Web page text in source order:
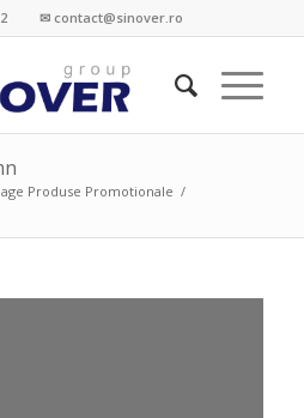
✉ contact@sinover.ro
Produse Promotionale /